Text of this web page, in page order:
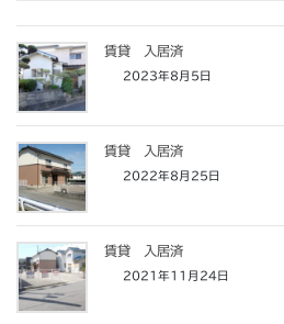
賃貸 入居済
2023年8月5日
賃貸 入居済
2022年8月25日
賃貸 入居済
2021年11月24日